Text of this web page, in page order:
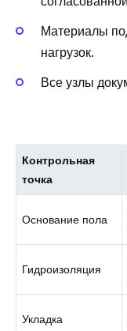
Материалы
нагрузок.
Все узлы
Контрольная
точка
Основание пола
Гидроизоляция
Укладка